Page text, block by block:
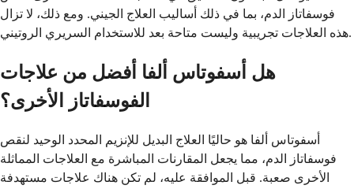
فوسفاتاز الدم، بما في ذلك أساليب العلاج الجيني. ومع ذلك، لا تزال
هذه العلاجات تجريبية وليست متاحة بعد للاستخدام السريري الروتيني.
هل أسفوتاس ألفا أفضل من علاجات
الفوسفاتاز الأخرى؟
أسفوتاس ألفا هو حاليًا العلاج البديل للإنزيم المحدد الوحيد لنقص
فوسفاتاز الدم، مما يجعل المقارنات المباشرة مع العلاجات المماثلة
الأخرى صعبة. قبل الموافقة عليه، لم تكن هناك علاجات مستهدفة